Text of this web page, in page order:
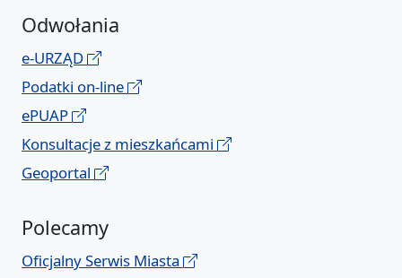
Odwołania
e-URZĄD
Podatki on-line
ePUAP
Konsultacje z mieszkańcami
Geoportal
Polecamy
Oficjalny Serwis Miasta